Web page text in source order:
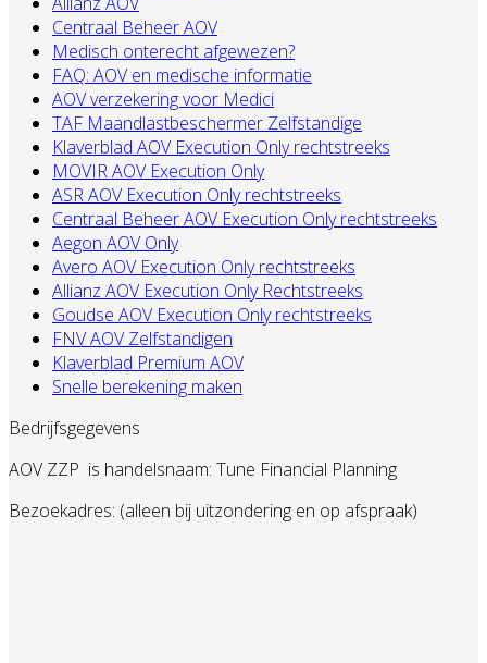
Centraal Beheer AOV
Medisch onterecht afgewezen?
FAQ: AOV en medische informatie
AOV verzekering voor Medici
TAF Maandlastbeschermer Zelfstandige
Klaverblad AOV Execution Only rechtstreeks
MOVIR AOV Execution Only
ASR AOV Execution Only rechtstreeks
Centraal Beheer AOV Execution Only rechtstreeks
Aegon AOV Only
Avero AOV Execution Only rechtstreeks
Allianz AOV Execution Only Rechtstreeks
Goudse AOV Execution Only rechtstreeks
FNV AOV Zelfstandigen
Klaverblad Premium AOV
Snelle berekening maken
Bedrijfsgegevens
AOV ZZP is handelsnaam: Tune Financial Planning
Bezoekadres: (alleen bij uitzondering en op afspraak)